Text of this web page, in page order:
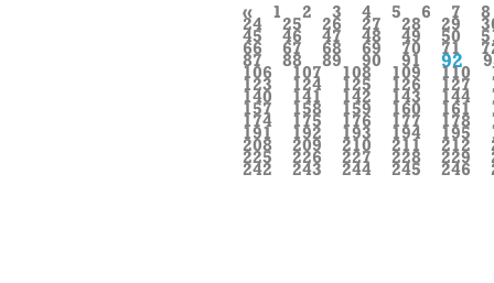
« 1 2 3 4 5 6 7 8
24 25 26 27 28 29
45 46 47 48 49 50
66 67 68 69 70 71
87 88 89 90 91 92
106 107 108 109 110
123 124 125 126 127
140 141 142 143 144
157 158 159 160 161
174 175 176 177 178
191 192 193 194 195
208 209 210 211 212
225 226 227 228 229
242 243 244 245 246